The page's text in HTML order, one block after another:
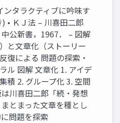
ンタラクティブに吟味す
• ＫＪ法 – 川喜田二郎
中公新書，1967． – 図解
）と文章化（ストーリー
復による 問題の探索・
ル 図解 文章化 1. アイデ
積 2. グループ化 3. 空間
川喜田二郎「続・発想
とまった文章を種とし
問題を探索